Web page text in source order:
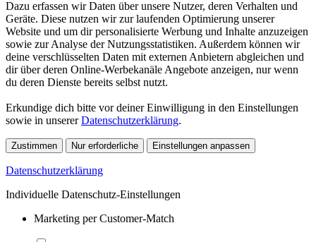
Dazu erfassen wir Daten über unsere Nutzer, deren Verhalten und
Geräte. Diese nutzen wir zur laufenden Optimierung unserer
Website und um dir personalisierte Werbung und Inhalte anzuzeigen
sowie zur Analyse der Nutzungsstatistiken. Außerdem können wir
deine verschlüsselten Daten mit externen Anbietern abgleichen und
dir über deren Online-Werbekanäle Angebote anzeigen, nur wenn
du deren Dienste bereits selbst nutzt.
Erkundige dich bitte vor deiner Einwilligung in den Einstellungen
sowie in unsererDatenschutzerklärung.
Zustimmen Nur erforderliche Einstellungen anpassen
Datenschutzerklärung
Individuelle Datenschutz-Einstellungen
Marketing per Customer-Match